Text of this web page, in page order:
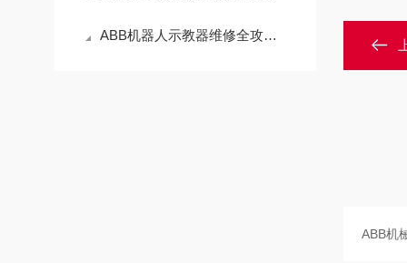
ABB机器人示教器维修全攻略：从故障诊断到部件更换